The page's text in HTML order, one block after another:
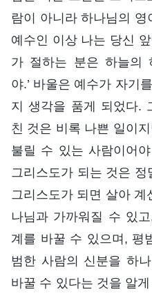
람이 아니라 하나님의 영
예수인 이상 나는 당신
가 절하는 분은 하늘의
야.’ 바울은 예수가 자기
지 생각을 품게 되었다.
친 것은 비록 나쁜 일이
불릴 수 있는 사람이어
그리스도가 되는 것은
그리스도가 되면 살아
나님과 가까워질 수 있
계를 바꿀 수 있으며, 평
범한 사람의 신분을 하
바꿀 수 있다는 것을 알